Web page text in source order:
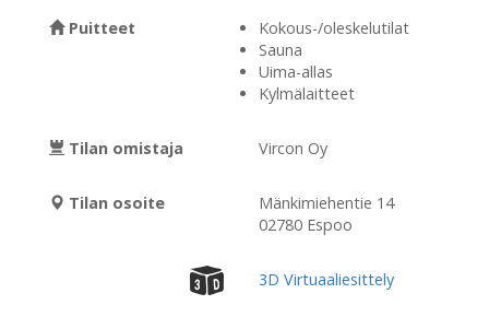
Puitteet
Kokous-/oleskelutilat
Sauna
Uima-allas
Kylmälaitteet
Tilan omistaja Vircon Oy
Tilan osoite
Mänkimiehentie 14
02780 Espoo
3D Virtuaaliesittely